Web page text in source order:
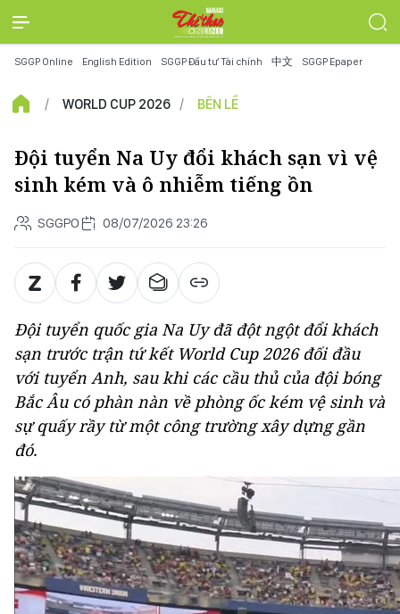
SGGP Online English Edition SGGP Đầu tư Tài chính 中文 SGGP Epaper
WORLD CUP 2026 BÊN LỀ
Đội tuyển Na Uy đổi khách sạn vì vệ
sinh kém và ô nhiễm tiếng ồn
SGGPO 08/07/2026 23:26
Đội tuyển quốc gia Na Uy đã đột ngột đổi khách
sạn trước trận tứ kết World Cup 2026 đối đầu
với tuyển Anh, sau khi các cầu thủ của đội bóng
Bắc Âu có phàn nàn về phòng ốc kém vệ sinh và
sự quấy rầy từ một công trường xây dựng gần
đó.